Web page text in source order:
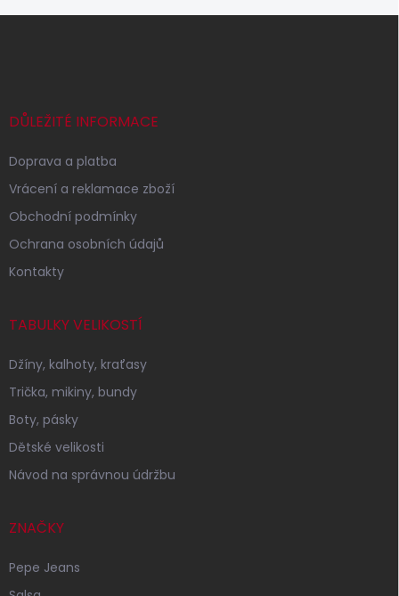
DŮLEŽITÉ INFORMACE
Doprava a platba
Vrácení a reklamace zboží
Obchodní podmínky
Ochrana osobních údajů
Kontakty
TABULKY VELIKOSTÍ
Džíny, kalhoty, kraťasy
Trička, mikiny, bundy
Boty, pásky
Dětské velikosti
Návod na správnou údržbu
ZNAČKY
Pepe Jeans